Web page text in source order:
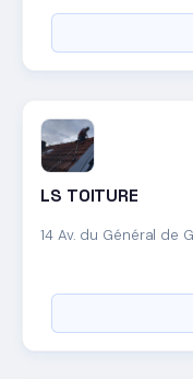
LS TOITURE
14 Av. du Général de